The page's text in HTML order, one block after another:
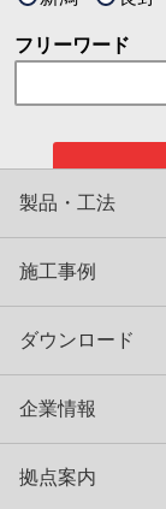
フリーワード
製品・工法
施工事例
ダウンロード
企業情報
拠点案内